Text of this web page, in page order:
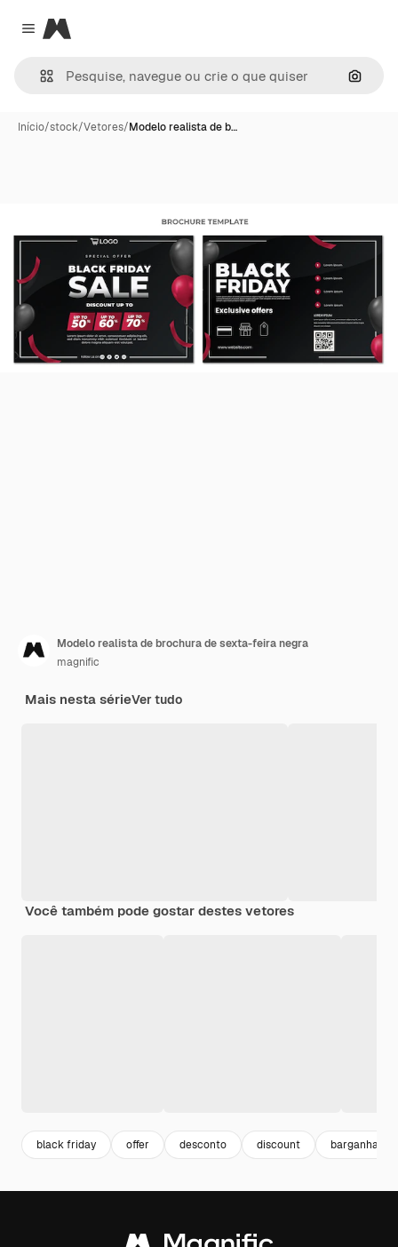
Close menu
Magnific
Início/stock/Vetores/Modelo realista de b…
Modelo realista de brochura de sexta-feira negra
magnific
Mais nesta sérieVer tudo
Você também pode gostar destes vetores
black friday offer desconto discount barganha